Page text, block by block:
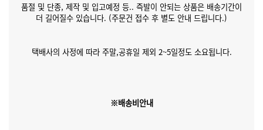
품절 및 단종, 제작 및 입고예정 등.. 즉발이 안되는 상품은 배송기간이
더 길어질수 있습니다. (주문건 접수 후 별도 안내 드립니다.)
택배사의 사정에 따라 주말,공휴일 제외 2~5일정도 소요됩니다.
※배송비안내